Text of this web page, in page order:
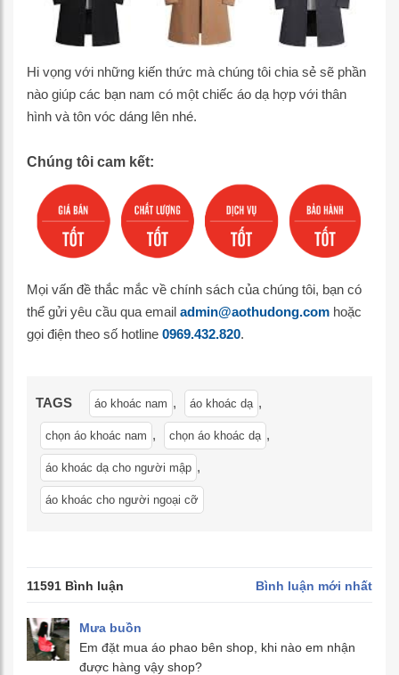
Hi vọng với những kiến thức mà chúng tôi chia sẻ sẽ phần
nào giúp các bạn nam có một chiếc áo dạ hợp với thân
hình và tôn vóc dáng lên nhé.
Chúng tôi cam kết:
Mọi vấn đề thắc mắc về chính sách của chúng tôi, bạn có
thể gửi yêu cầu qua email admin@aothudong.com hoặc
gọi điện theo số hotline 0969.432.820.
TAGS áo khoác nam , áo khoác dạ ,
chọn áo khoác nam , chọn áo khoác dạ ,
áo khoác dạ cho người mập ,
áo khoác cho người ngoại cỡ
11591 Bình luận Bình luận mới nhất
Mưa buồn
Em đặt mua áo phao bên shop, khi nào em nhận
được hàng vậy shop?